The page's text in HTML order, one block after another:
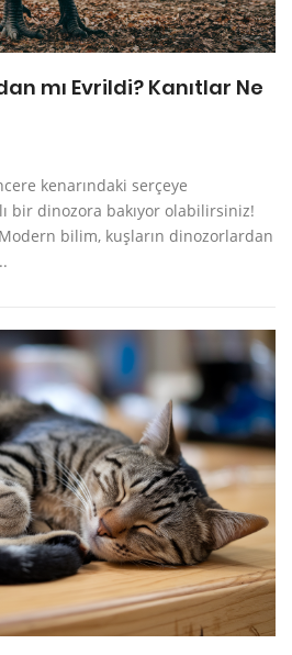
mı Evrildi? Kanıtlar Ne
kenarındaki serçeye
bir dinozora bakıyor olabilirsiniz!
Modern bilim, kuşların dinozorlardan